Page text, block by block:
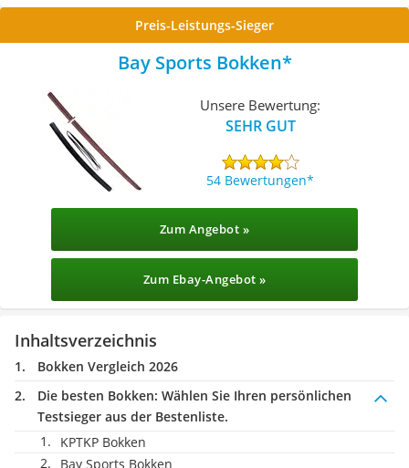
Preis-Leistungs-Sieger
Bay Sports Bokken
Unsere Bewertung:
SEHR GUT
54 Bewertungen
Zum Angebot »
Zum Ebay-Angebot »
Inhaltsverzeichnis
Bokken Vergleich 2026
Die besten Bokken: Wählen Sie Ihren persönlichen
Testsieger aus der Bestenliste.
KPTKP Bokken
Bay Sports Bokken